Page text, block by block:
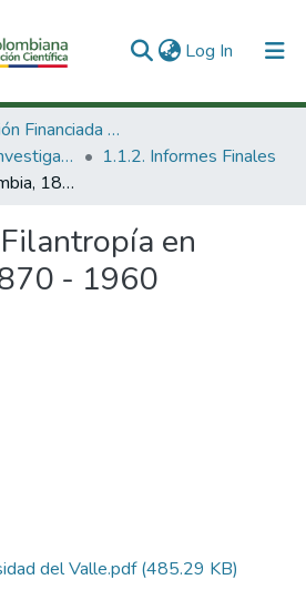
Log In (current)
1. Investigación Financiada con Recursos Públicos
1.1 Productos de investigación
1.1.2. Informes Finales
Filantropía en Colombia, 1870 - 1960
Filantropía en
- 1960
del Valle.pdf(485.29 KB)